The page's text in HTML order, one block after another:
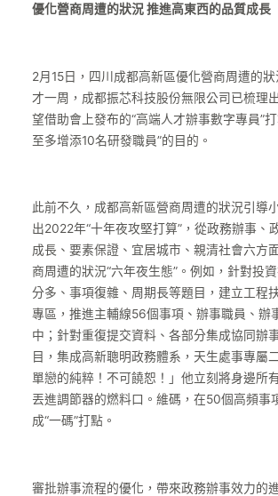
優化營商周遭的狀況 推進高東西的品質成長
2月15日，四川成都高新區優化營商周遭的
才一周，成都振芯科技股份無限公司已梳理
望借助會上發布的“高端人才辦事數字專員”
至多增添10名研發職員”的目的。
此前不久，成都高新區營商周遭的狀況引導
出2022年“十年夜攻堅打算”，從政務辦事、
成長、要素保證、宜居城市、親清社會六方
商周遭的狀況“六年夜生態”。例如，針對投
分多、事項復雜、周期長等題目，建立工程
專區，推進主輔線56個事項、辦事職員、辦
中；針對重復提交資料、各部分集成協同辦
目，集成高新聰明政務體系，天生處事專屬
單戀的純粹！不可饒恕！」他立刻將身邊所
丟進調節器的燃料口。維碼，在50個高頻事
成“一碼”打點。
審批辦事流程的優化，帶來政務辦事效力的